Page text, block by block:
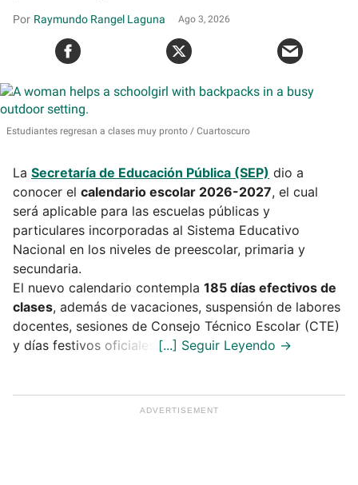
Raymundo Rangel Laguna Ago 3, 2026
Estudiantes regresan a clases muy pronto Cuartoscuro
La Secretaría de Educación Pública (SEP) dio a
conocer el calendario escolar 2026-2027, el cual
será aplicable para las escuelas públicas y
particulares incorporadas al Sistema Educativo
Nacional en los niveles de preescolar, primaria y
secundaria.
El nuevo calendario contempla 185 días efectivos de
clases, además de vacaciones, suspensión de labores
docentes, sesiones de Consejo Técnico Escolar (CTE)
y días festivos oficiales.